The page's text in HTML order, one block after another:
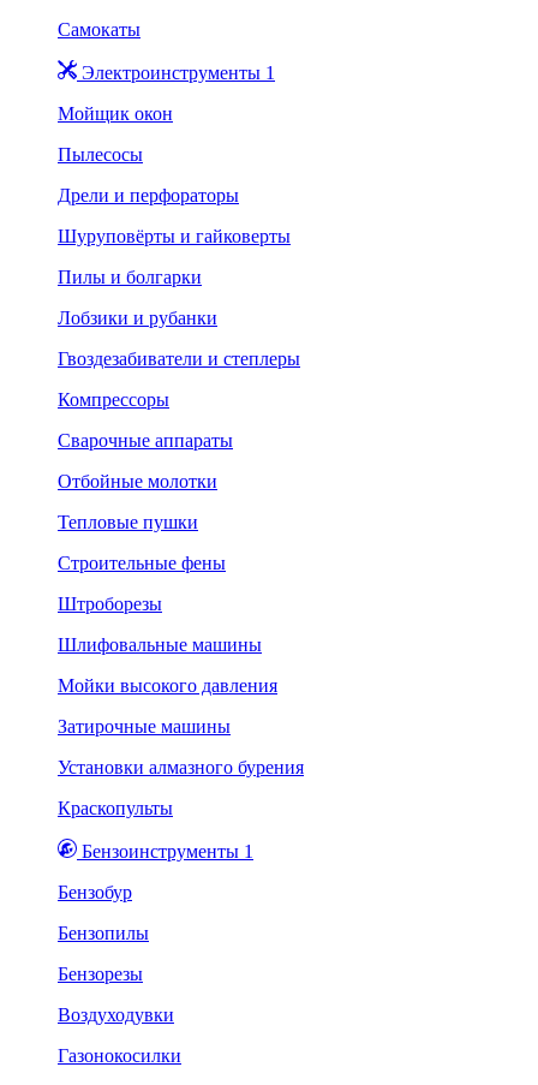
Самокаты
Электроинструменты 1
Мойщик окон
Пылесосы
Дрели и перфораторы
Шуруповёрты и гайковерты
Пилы и болгарки
Лобзики и рубанки
Гвоздезабиватели и степлеры
Компрессоры
Сварочные аппараты
Отбойные молотки
Тепловые пушки
Строительные фены
Штроборезы
Шлифовальные машины
Мойки высокого давления
Затирочные машины
Установки алмазного бурения
Краскопульты
Бензоинструменты 1
Бензобур
Бензопилы
Бензорезы
Воздуходувки
Газонокосилки